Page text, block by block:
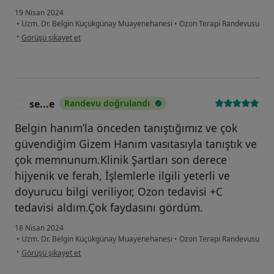
19 Nisan 2024
• Uzm. Dr. Belgin Küçükgünay Muayenehanesi • Ozon Terapi Randevusu
• kullanıcının görüşüne göre n.....
Görüşü şikayet et
se...e Randevu doğrulandı
Belgin hanım’la önceden tanıştığımız ve çok
güvendiğim Gizem Hanım vasıtasıyla tanıştık ve
çok memnunum.Klinik Şartları son derece
hijyenik ve ferah, İşlemlerle ilgili yeterli ve
doyurucu bilgi veriliyor, Ozon tedavisi +C
tedavisi aldım.Çok faydasını gördüm.
18 Nisan 2024
• Uzm. Dr. Belgin Küçükgünay Muayenehanesi • Ozon Terapi Randevusu
• kullanıcının görüşüne göre se...e
Görüşü şikayet et